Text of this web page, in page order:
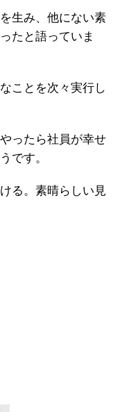
生み、他にない素
たと語っていま
ことを次々実行し
ったら社員が幸せ
です。
る。素晴らしい見